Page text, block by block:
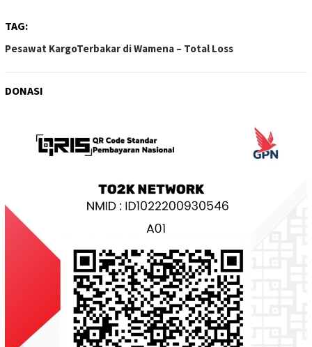
TAG:
Pesawat KargoTerbakar di Wamena – Total Loss
DONASI